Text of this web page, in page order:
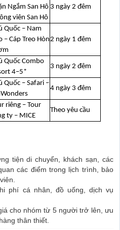
Ngắm San Hô
viên San Hô
3 ngày 2 đêm
Quốc – Nam
– Cáp Treo Hòn2 ngày 1 đêm
Quốc Combo
4–5*
3 ngày 2 đêm
Quốc – Safari –
4 ngày 3 đêm
riêng – Tour
ty – MICE
Theo yêu cầu
tiện di chuyển, khách sạn, các
các điểm trong lịch trình, bảo
phí cá nhân, đồ uống, dịch vụ
cho nhóm từ 5 người trở lên, ưu
thân thiết.